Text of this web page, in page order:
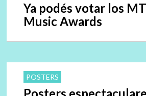
Ya podés votar los
Music Awards
POSTERS
Posters